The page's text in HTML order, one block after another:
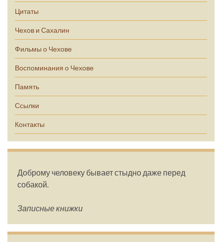
Цитаты
Чехов и Сахалин
Фильмы о Чехове
Воспоминания о Чехове
Память
Ссылки
Контакты
Доброму человеку бывает стыдно даже перед
собакой.
Записные книжки